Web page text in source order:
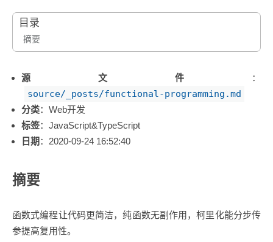
目录
摘要
源文件 ：
source/_posts/functional-programming.md
分类：Web开发
标签：JavaScript&TypeScript
日期 ：2020-09-24 16:52:40
摘要
函数式编程让代码更简洁，纯函数无副作用，柯里化能分步传
参提高复用性。